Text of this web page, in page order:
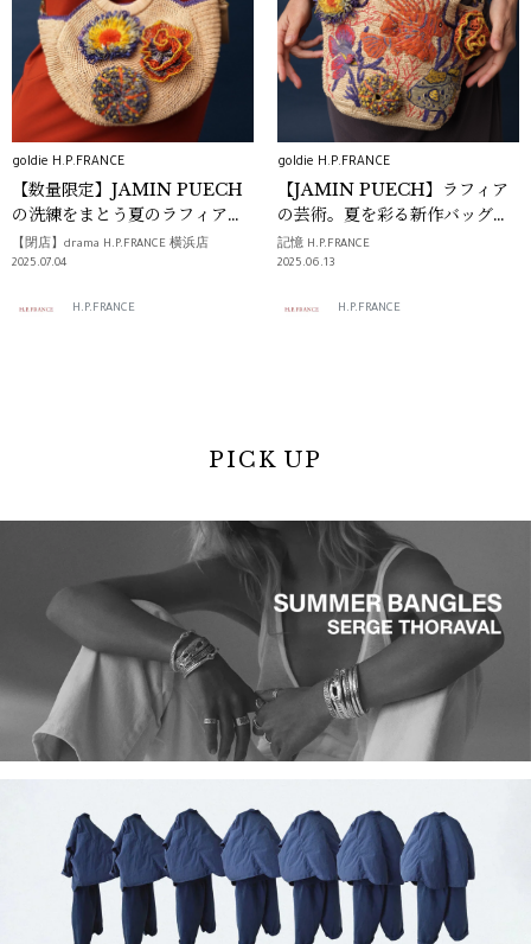
goldie H.P.FRANCE
【数量限定】JAMIN PUECH
の洗練をまとう夏のラフィアバ
ッグ
【閉店】drama H.P.FRANCE 横浜店
2025.07.04
H.P.FRANCE
goldie H.P.FRANCE
【JAMIN PUECH】ラフィア
の芸術。夏を彩る新作バッグが
到着
記憶 H.P.FRANCE
2025.06.13
H.P.FRANCE
PICK UP